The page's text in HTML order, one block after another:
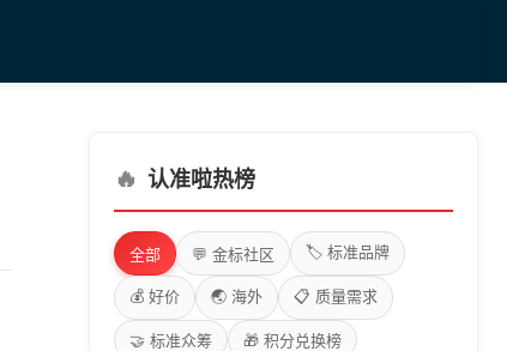
🔥 认准啦热榜
全部 💬 金标社区 🏷️ 标准品牌
💰 好价 🌏 海外 📋 质量需求
🤝 标准众筹 🎁 积分兑换榜